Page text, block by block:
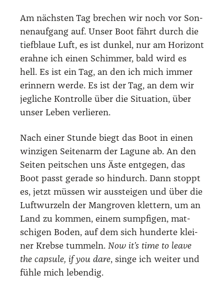
Am nächs­ten Tag bre­chen wir noch vor Son­
nen­auf­gang auf. Unser Boot fährt durch die
tief­blaue Luft, es ist dun­kel, nur am Hori­zont
erah­ne ich einen Schim­mer, bald wird es
hell. Es ist ein Tag, an den ich mich immer
erin­nern wer­de. Es ist der Tag, an dem wir
jeg­li­che Kon­trol­le über die Situa­ti­on, über
unser Leben ver­lie­ren.
Nach einer Stun­de biegt das Boot in einen
win­zi­gen Sei­ten­arm der Lagu­ne ab. An den
Sei­ten peit­schen uns Äste ent­ge­gen, das
Boot passt gera­de so hin­durch. Dann stoppt
es, jetzt müs­sen wir aus­stei­gen und über die
Luft­wur­zeln der Man­gro­ven klet­tern, um an
Land zu kom­men, einem sump­fi­gen, mat­
schi­gen Boden, auf dem sich hun­der­te klei­
ner Kreb­se tum­meln. Now it’s time to lea­ve
the cap­su­le, if you dare, sin­ge ich wei­ter und
füh­le mich leben­dig.